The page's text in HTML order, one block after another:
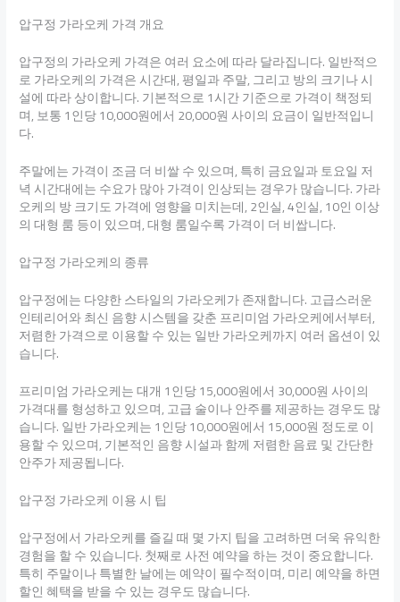
압구정 가라오케 가격 개요
압구정의 가라오케 가격은 여러 요소에 따라 달라집니다. 일반적으
로 가라오케의 가격은 시간대, 평일과 주말, 그리고 방의 크기나 시
설에 따라 상이합니다. 기본적으로 1시간 기준으로 가격이 책정되
며, 보통 1인당 10,000원에서 20,000원 사이의 요금이 일반적입니
다.
주말에는 가격이 조금 더 비쌀 수 있으며, 특히 금요일과 토요일 저
녁 시간대에는 수요가 많아 가격이 인상되는 경우가 많습니다. 가라
오케의 방 크기도 가격에 영향을 미치는데, 2인실, 4인실, 10인 이상
의 대형 룸 등이 있으며, 대형 룸일수록 가격이 더 비쌉니다.
압구정 가라오케의 종류
압구정에는 다양한 스타일의 가라오케가 존재합니다. 고급스러운
인테리어와 최신 음향 시스템을 갖춘 프리미엄 가라오케에서부터,
저렴한 가격으로 이용할 수 있는 일반 가라오케까지 여러 옵션이 있
습니다.
프리미엄 가라오케는 대개 1인당 15,000원에서 30,000원 사이의
가격대를 형성하고 있으며, 고급 술이나 안주를 제공하는 경우도 많
습니다. 일반 가라오케는 1인당 10,000원에서 15,000원 정도로 이
용할 수 있으며, 기본적인 음향 시설과 함께 저렴한 음료 및 간단한
안주가 제공됩니다.
압구정 가라오케 이용 시 팁
압구정에서 가라오케를 즐길 때 몇 가지 팁을 고려하면 더욱 유익한
경험을 할 수 있습니다. 첫째로 사전 예약을 하는 것이 중요합니다.
특히 주말이나 특별한 날에는 예약이 필수적이며, 미리 예약을 하면
할인 혜택을 받을 수 있는 경우도 많습니다.